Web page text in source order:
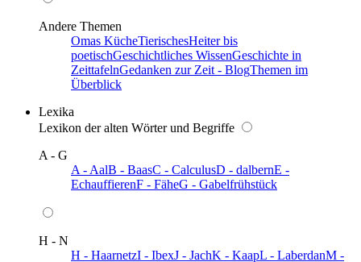
Andere Themen
Omas KücheTierischesHeiter bis
poetischGeschichtliches WissenGeschichte in
ZeittafelnGedanken zur Zeit - BlogThemen im
Überblick
Lexika
Lexikon der alten Wörter und Begriffe
A - G
A - AalB - BaasC - CalculusD - dalbernE -
EchauffierenF - FäheG - Gabelfrühstück
H - N
H - HaarnetzI - IbexJ - JachK - KaapL - LaberdanM -